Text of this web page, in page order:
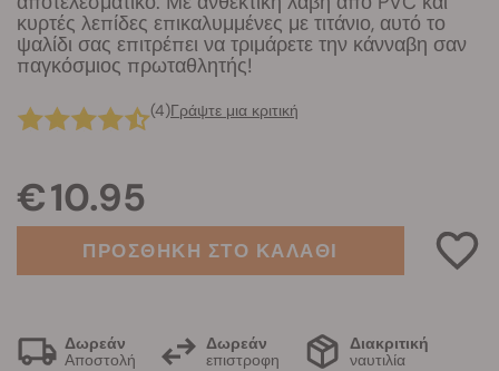
κυρτές λεπίδες επικαλυμμένες με τιτάνιο, αυτό το
ψαλίδι σας επιτρέπει να τριμάρετε την κάνναβη σαν
παγκόσμιος πρωταθλητής!
(4)Γράψτε μια κριτική
€ 10.95
ΠΡΟΣΘΗΚΗ ΣΤΟ ΚΑΛΑΘΙ
Δωρεάν
Αποστολή
Δωρεάν
επιστροφη
Διακριτική
ναυτιλία